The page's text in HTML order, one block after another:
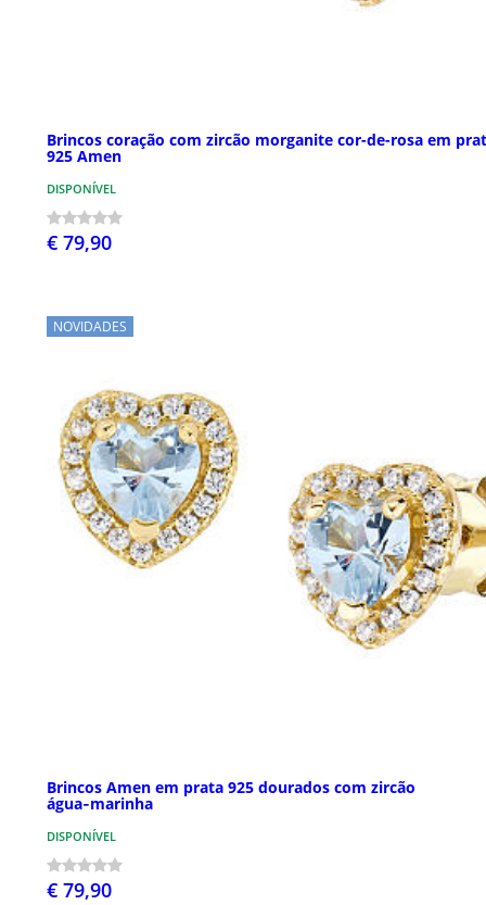
Brincos coração com zircão morganite cor-de-rosa em
925 Amen
DISPONÍVEL
€ 79,90
NOVIDADES
Brincos Amen em prata 925 dourados com zircão
água‑marinha
DISPONÍVEL
€ 79,90